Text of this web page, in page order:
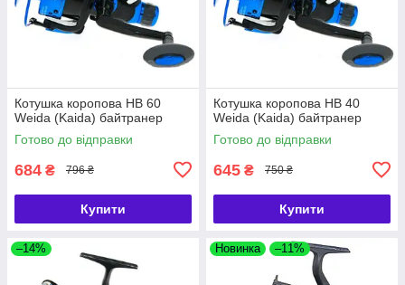
Котушка коропова HB 60
Weida (Kaida) байтранер
Готово до відправки
684 ₴ 796 ₴
Купити
Котушка коропова HB 40
Weida (Kaida) байтранер
Готово до відправки
645 ₴ 750 ₴
Купити
–14% Новинка –11%